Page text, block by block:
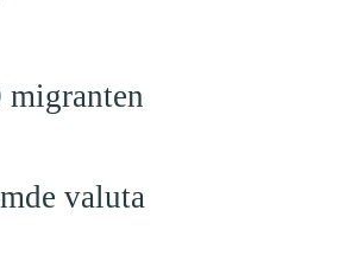
migranten
valuta